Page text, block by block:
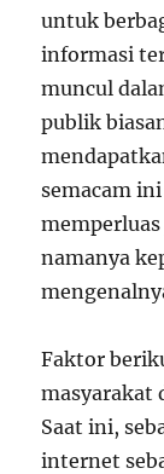
untuk
informasi
muncul
publik
semacam
namanya
Faktor
masyarakat
Saat ini,
internet